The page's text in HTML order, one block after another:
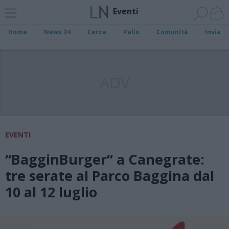
Eventi
Home News 24 Cerca Palio Comunità Invia
EVENTI
“BagginBurger” a Canegrate:
tre serate al Parco Baggina dal
10 al 12 luglio